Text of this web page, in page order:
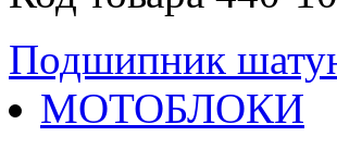
Подшипник
МОТОБЛОКИ